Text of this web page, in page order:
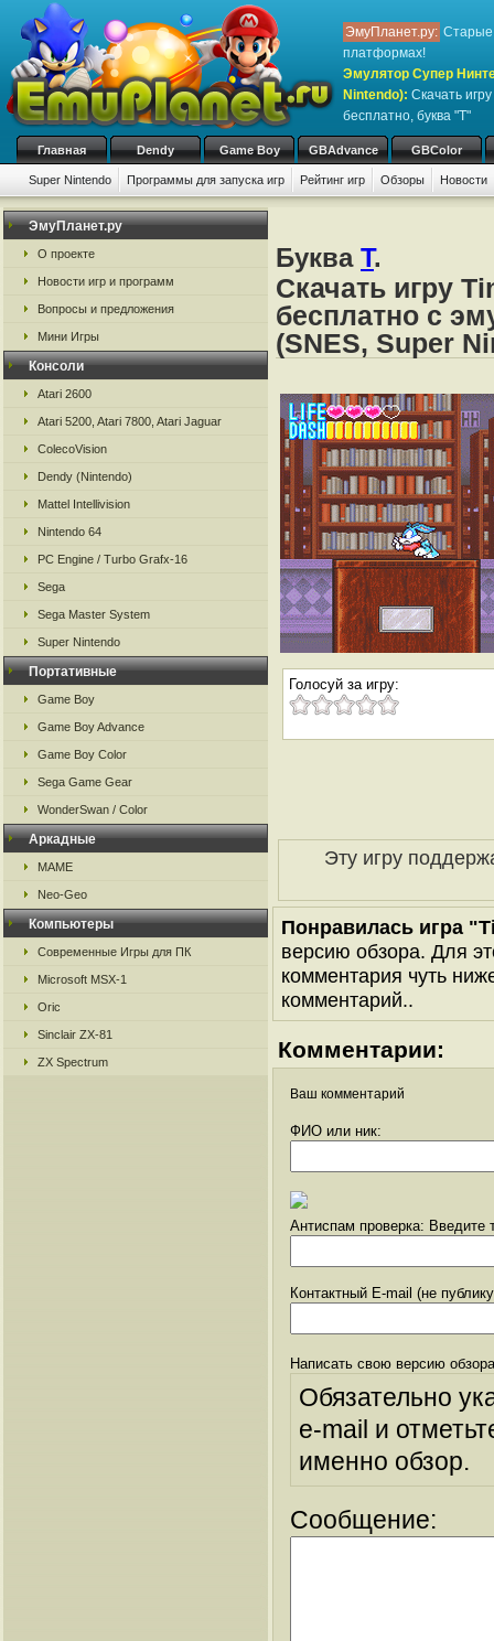
ЭмуПланет.ру: Старые
платформах!
Эмулятор Супер
Nintendo): Скачать игру
бесплатно, буква "T"
Главная Dendy Game Boy GBAdvance GBColor
Super Nintendo Программы для запуска игр Рейтинг игр Обзоры Новости
Игры: # A B C D E F G H I
ЭмуПланет.ру
О проекте
Новости игр и программ
Вопросы и предложения
Мини Игры
Консоли
Atari 2600
Atari 5200, Atari 7800, Atari Jaguar
ColecoVision
Dendy (Nintendo)
Mattel Intellivision
Nintendo 64
PC Engine / Turbo Grafx-16
Sega
Sega Master System
Super Nintendo
Портативные
Game Boy
Game Boy Advance
Game Boy Color
Sega Game Gear
WonderSwan / Color
Аркадные
MAME
Neo-Geo
Компьютеры
Современные Игры для ПК
Microsoft MSX-1
Oric
Sinclair ZX-81
ZX Spectrum
Буква T.
Скачать игру
бесплатно с
(SNES, Super
Голосуй за игру:
Эту игру
Понравилась игра
версию обзора. Для
комментария чуть
комментарий..
Комментарии:
Ваш комментарий
ФИО или ник:
Антиспам проверка: Введите
Контактный E-mail (не
Написать свою версию
Обязательно
e-mail и
именно обзор.
Сообщение: